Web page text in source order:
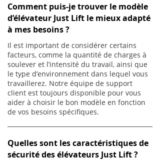
Comment puis-je trouver le modèle
d’élévateur Just Lift le mieux adapté
à mes besoins ?
Il est important de considérer certains
facteurs, comme la quantité de charges à
soulever et l’intensité du travail, ainsi que
le type d’environnement dans lequel vous
travaillerez. Notre équipe de support
client est toujours disponible pour vous
aider à choisir le bon modèle en fonction
de vos besoins spécifiques.
Quelles sont les caractéristiques de
sécurité des élévateurs Just Lift ?